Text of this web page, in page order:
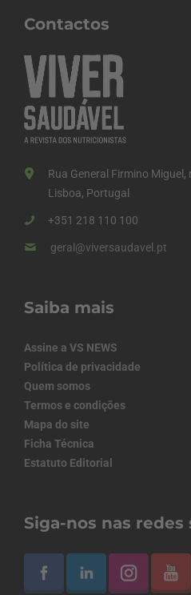
Contactos
Rua General Firmino Miguel,
Lisboa, Portugal
+351 218 110 100
geral@viversaudavel.pt
Saiba mais
Assine a VS NEWS
Política de privacidade
Quem somos
Termos e condições
Mapa do site
Ficha Técnica
Estatuto Editorial
Siga-nos nas redes